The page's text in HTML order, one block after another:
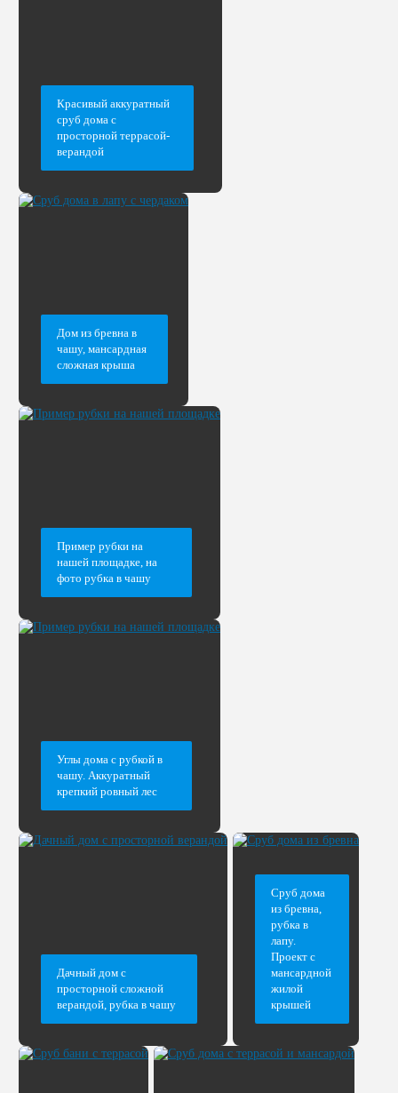
Красивый аккуратный
сруб дома с
просторной террасой-
верандой
Дом из бревна в
чашу, мансардная
сложная крыша
Пример рубки на
нашей площадке, на
фото рубка в чашу
Углы дома с рубкой в
чашу. Аккуратный
крепкий ровный лес
Дачный дом с
просторной сложной
верандой, рубка в чашу
Сруб дома
из бревна,
рубка в
лапу.
Проект с
мансардной
жилой
крышей